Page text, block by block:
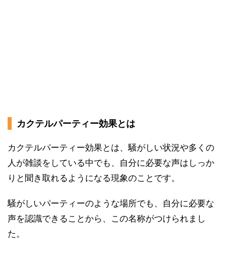
カクテルパーティー効果とは
カクテルパーティー効果とは、騒がしい状況や多くの
人が雑談をしている中でも、自分に必要な声はしっか
りと聞き取れるようになる現象のことです。
騒がしいパーティーのような場所でも、自分に必要な
声を認識できることから、この名称がつけられまし
た。